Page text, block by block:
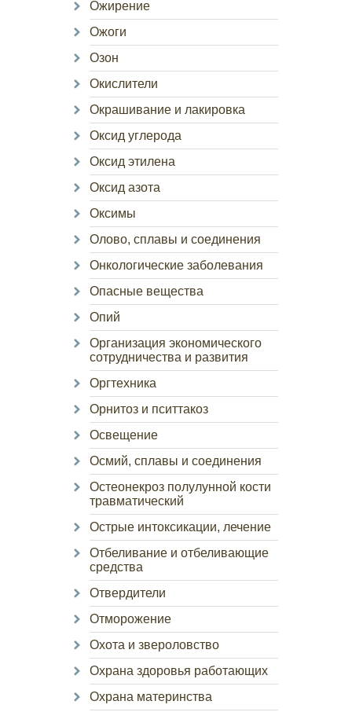
Ожирение
Ожоги
Озон
Окислители
Окрашивание и лакировка
Оксид углерода
Оксид этилена
Оксид азота
Оксимы
Олово, сплавы и соединения
Онкологические заболевания
Опасные вещества
Опий
Организация экономического
сотрудничества и развития
Оргтехника
Орнитоз и пситтакоз
Освещение
Осмий, сплавы и соединения
Остеонекроз полулунной кости
травматический
Острые интоксикации, лечение
Отбеливание и отбеливающие
средства
Отвердители
Отморожение
Охота и звероловство
Охрана здоровья работающих
Охрана материнства